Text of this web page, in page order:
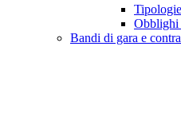
Obblighi
Bandi di gara e